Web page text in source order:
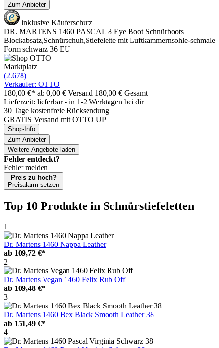
Zum Anbieter
inklusive Käuferschutz
DR. MARTENS 1460 PASCAL 8 Eye Boot Schnürboots
Blockabsatz,Schnürschuh,Stiefelette mit Luftkammernsohle-schmale
Form schwarz 36 EU
Marktplatz
(2.678)
Verkäufer: OTTO
180,00 €* ab 0,00 € Versand 180,00 € Gesamt
Lieferzeit: lieferbar - in 1-2 Werktagen bei dir
30 Tage kostenfreie Rücksendung
GRATIS Versand mit OTTO UP
Shop-Info
Zum Anbieter
Weitere Angebote laden
Fehler entdeckt?
Fehler melden
Preis zu hoch?
Preisalarm setzen
Top 10 Produkte in Schnürstiefeletten
1
Dr. Martens 1460 Nappa Leather
ab 109,72 €*
2
Dr. Martens Vegan 1460 Felix Rub Off
ab 109,48 €*
3
Dr. Martens 1460 Bex Black Smooth Leather 38
ab 151,49 €*
4